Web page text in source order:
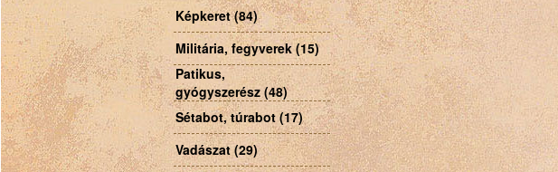
Képkeret (84)
Militária, fegyverek (15)
Patikus,
gyógyszerész (48)
Sétabot, túrabot (17)
Vadászat (29)